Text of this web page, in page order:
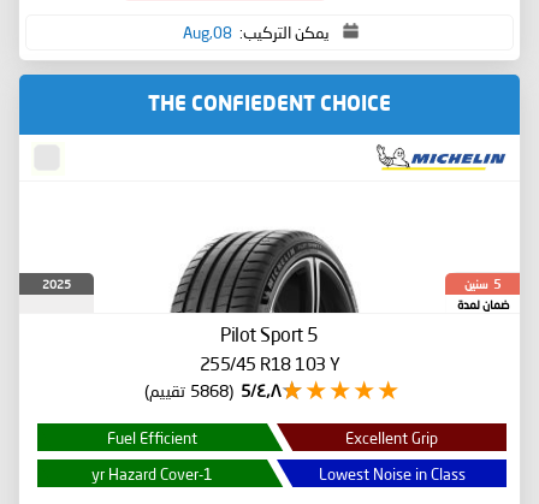
يمكن التركيب: 08,Aug
THE CONFIEDENT CHOICE
5 سنين
ضمان لمدة
2025
Pilot Sport 5
255/45 R18 103 Y
٤٫٨/5 (5868 تقييم)
Excellent Grip
Fuel Efficient
Lowest Noise in Class
1-yr Hazard Cover